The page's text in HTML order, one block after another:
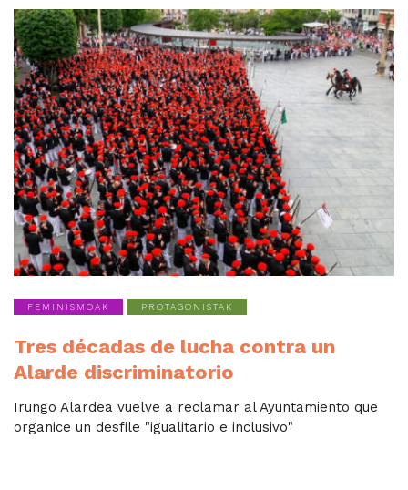
FEMINISMOAK PROTAGONISTAK
Tres décadas de lucha contra un
Alarde discriminatorio
Irungo Alardea vuelve a reclamar al Ayuntamiento que
organice un desfile "igualitario e inclusivo"